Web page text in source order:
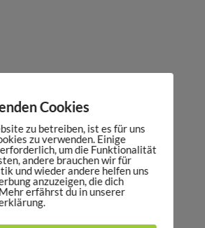
Cookies
zu betreiben, ist es für uns
zu verwenden. Einige
um die Funktionalität
andere brauchen wir für
und wieder andere helfen uns
anzuzeigen, die dich
erfährst du in unserer